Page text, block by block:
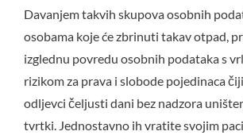
Davanjem takvih skupova osobnih
osobama koje će zbrinuti takav otpad,
izglednu povredu osobnih podataka s
rizikom za prava i slobode pojedinaca
odljevci čeljusti dani bez nadzora
tvrtki. Jednostavno ih vratite svojim